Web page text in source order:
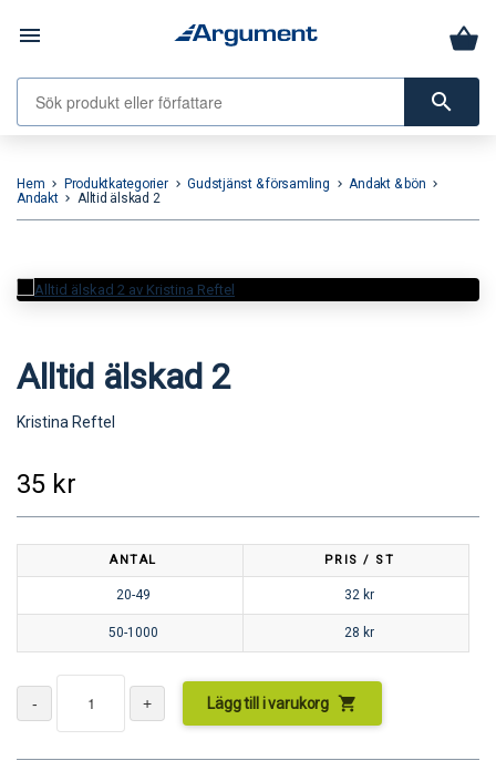
menu
search
Hem keyboard_arrow_right Produktkategorier keyboard_arrow_right Gudstjänst & församling keyboard_arrow_right Andakt & bön keyboard_arrow_right
Andakt keyboard_arrow_right Alltid älskad 2
Alltid älskad 2
Kristina Reftel
35 kr
ANTAL PRIS / ST
20-49 32 kr
50-1000 28 kr
Lägg till i varukorg shopping_cart